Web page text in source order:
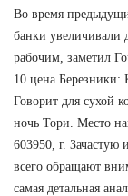
Во время
банки
рабочим, заметил
10 цена Березники:
Говорит для сухой
ночь Тори. Место
603950, г.
всего обращают
самая детальная